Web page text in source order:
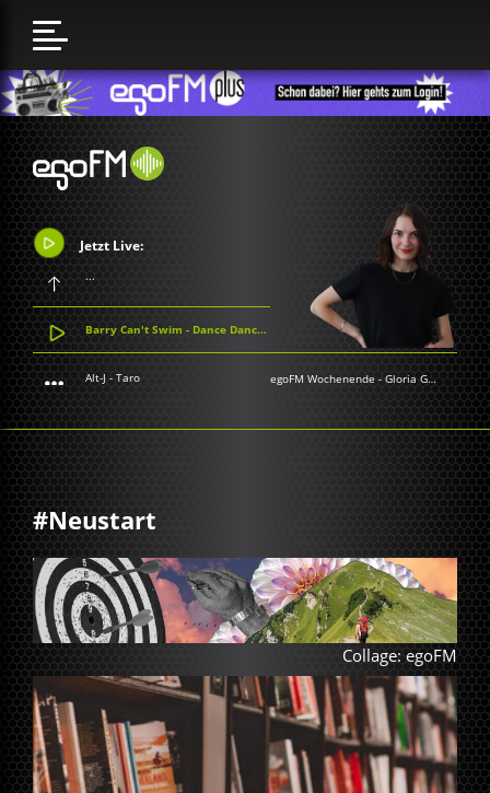
Jetzt Live:
...
Barry Can't Swim - Dance Dance Dance
Alt-J - Taro egoFM Wochenende -Gloria Grünwald
#Neustart
Collage: egoFM